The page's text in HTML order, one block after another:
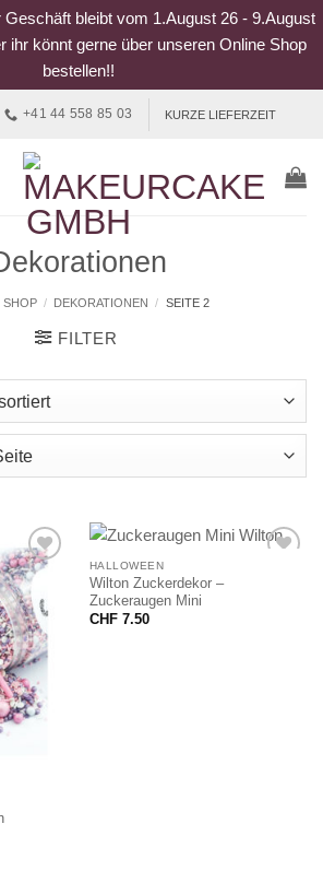
bleibt vom 1.August 26 - 9.August
ihr könnt gerne über unseren Online Shop
bestellen!!
+41 44 558 85 03 KURZE LIEFERZEIT
SHOP / DEKORATIONEN / SEITE 2
FILTER
HALLOWEEN
Wilton Zuckerdekor –
Zuckeraugen Mini
CHF7.50